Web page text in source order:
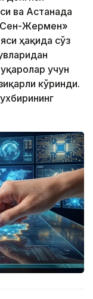
ва Астанада
Сен-Жермен»
ҳақида сўз
учун
кўринди.